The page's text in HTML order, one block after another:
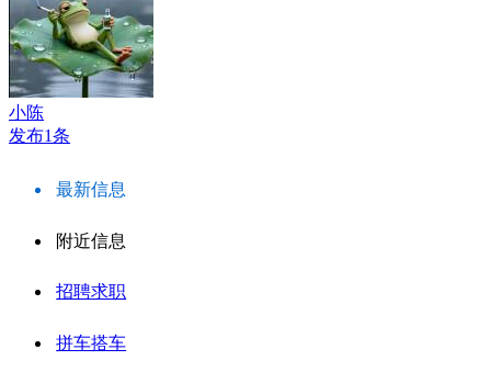
小陈
发布1条
最新信息
附近信息
招聘求职
拼车搭车